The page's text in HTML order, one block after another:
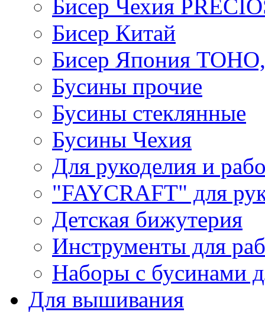
Бисер Чехия
Бисер Китай
Бисер Япония
Бусины прочие
Бусины стеклянные
Бусины Чехия
Для рукоделия и
"FAYCRAFT" для
Детская бижутерия
Инструменты для
Наборы с бусинами
Для вышивания